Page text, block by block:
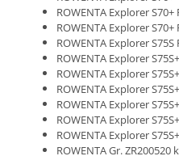
ROWENTA Explorer S70+
ROWENTA Explorer
ROWENTA Explorer S75S
ROWENTA Explorer
ROWENTA Explorer
ROWENTA Explorer
ROWENTA Explorer
ROWENTA Explorer
ROWENTA Explorer
ROWENTA Gr.